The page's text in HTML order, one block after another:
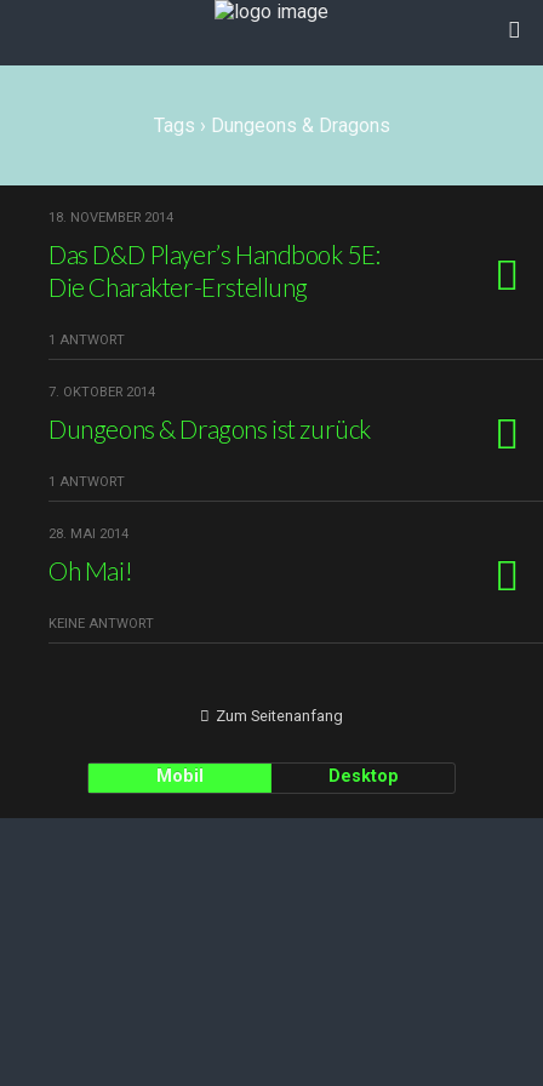
Tags › Dungeons & Dragons
18. NOVEMBER 2014
Das D&D Player’s Handbook 5E:
Die Charakter-Erstellung
1 ANTWORT
7. OKTOBER 2014
Dungeons & Dragons ist zurück
1 ANTWORT
28. MAI 2014
Oh Mai!
KEINE ANTWORT
Zum Seitenanfang
Mobil Desktop